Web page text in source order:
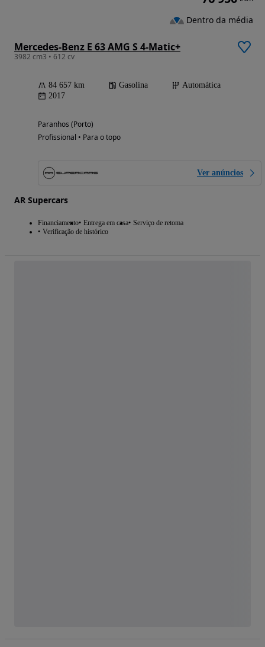
Mercedes-Benz E 63 AMG S 4-Matic+
3982 cm3 • 612 cv
84 657 km Gasolina
Automática
2017
Paranhos (Porto)
Profissional • Para o topo
Ver anúncios
AR Supercars
Financiamento Entrega em casa Serviço de retoma
Verificação de histórico
Dentro da média